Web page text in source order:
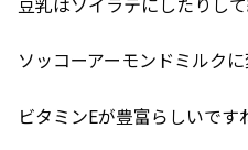
ソッコーアーモンドミルクに
ビタミンEが豊富らしいです